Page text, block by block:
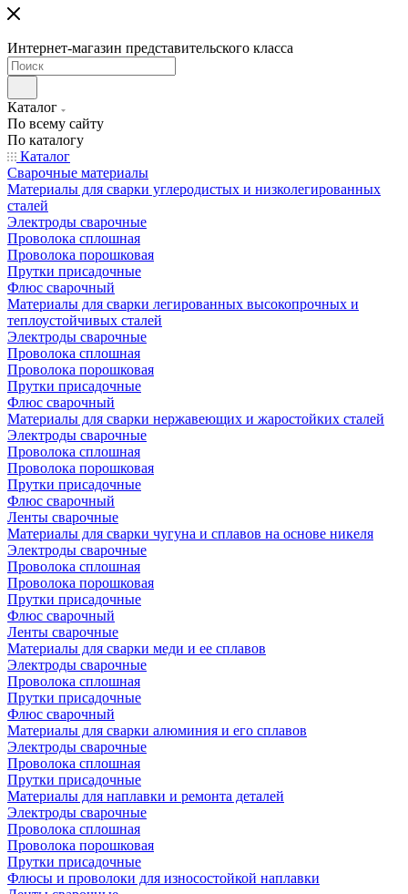
Интернет-магазин представительского класса
Каталог
По всему сайту
По каталогу
Каталог
Сварочные материалы
Материалы для сварки углеродистых и низколегированных
сталей
Электроды сварочные
Проволока сплошная
Проволока порошковая
Прутки присадочные
Флюс сварочный
Материалы для сварки легированных высокопрочных и
теплоустойчивых сталей
Электроды сварочные
Проволока сплошная
Проволока порошковая
Прутки присадочные
Флюс сварочный
Материалы для сварки нержавеющих и жаростойких сталей
Электроды сварочные
Проволока сплошная
Проволока порошковая
Прутки присадочные
Флюс сварочный
Ленты сварочные
Материалы для сварки чугуна и сплавов на основе никеля
Электроды сварочные
Проволока сплошная
Проволока порошковая
Прутки присадочные
Флюс сварочный
Ленты сварочные
Материалы для сварки меди и ее сплавов
Электроды сварочные
Проволока сплошная
Прутки присадочные
Флюс сварочный
Материалы для сварки алюминия и его сплавов
Электроды сварочные
Проволока сплошная
Прутки присадочные
Материалы для наплавки и ремонта деталей
Электроды сварочные
Проволока сплошная
Проволока порошковая
Прутки присадочные
Флюсы и проволоки для износостойкой наплавки